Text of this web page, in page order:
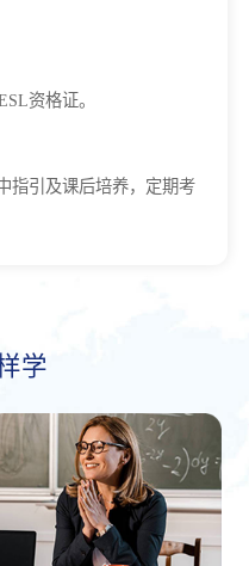
资格证。
指引及课后培养，定期考
学